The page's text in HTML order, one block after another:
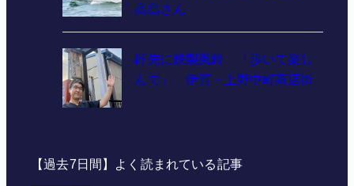
髙島さん
軒先に鉄製風鈴 「歩いて楽し
んで」 伊賀・上野中町商店街
【過去7日間】よく読まれている記事